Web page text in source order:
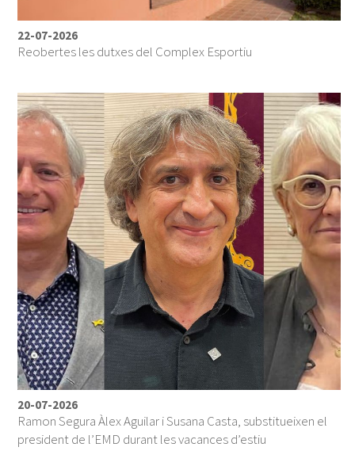
22-07-2026
Reobertes les dutxes del Complex Esportiu
20-07-2026
Ramon Segura Àlex Aguilar i Susana Casta, substitueixen el
president de l’EMD durant les vacances d’estiu